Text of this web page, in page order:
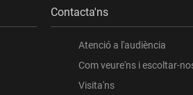
Contacta'ns
Atenció a l'audiència
Com veure'ns i escoltar-
Visita'ns